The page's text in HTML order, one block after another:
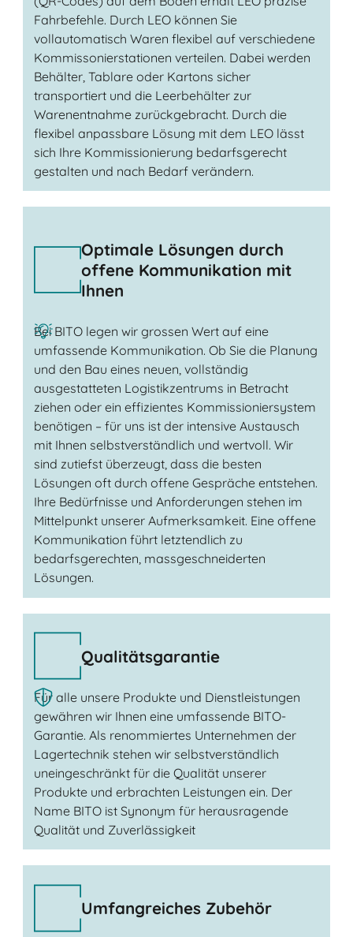
Fahrbefehle. Durch LEO können Sie
vollautomatisch Waren flexibel auf verschiedene
Kommissonierstationen verteilen. Dabei werden
Behälter, Tablare oder Kartons sicher
transportiert und die Leerbehälter zur
Warenentnahme zurückgebracht. Durch die
flexibel anpassbare Lösung mit dem LEO lässt
sich Ihre Kommissionierung bedarfsgerecht
gestalten und nach Bedarf verändern.
Optimale Lösungen durch
offene Kommunikation mit
Ihnen
Bei BITO legen wir grossen Wert auf eine
umfassende Kommunikation. Ob Sie die Planung
und den Bau eines neuen, vollständig
ausgestatteten Logistikzentrums in Betracht
ziehen oder ein effizientes Kommissioniersystem
benötigen – für uns ist der intensive Austausch
mit Ihnen selbstverständlich und wertvoll. Wir
sind zutiefst überzeugt, dass die besten
Lösungen oft durch offene Gespräche entstehen.
Ihre Bedürfnisse und Anforderungen stehen im
Mittelpunkt unserer Aufmerksamkeit. Eine offene
Kommunikation führt letztendlich zu
bedarfsgerechten, massgeschneiderten
Lösungen.
Qualitätsgarantie
Für alle unsere Produkte und Dienstleistungen
gewähren wir Ihnen eine umfassende BITO-
Garantie. Als renommiertes Unternehmen der
Lagertechnik stehen wir selbstverständlich
uneingeschränkt für die Qualität unserer
Produkte und erbrachten Leistungen ein. Der
Name BITO ist Synonym für herausragende
Qualität und Zuverlässigkeit
Umfangreiches Zubehör